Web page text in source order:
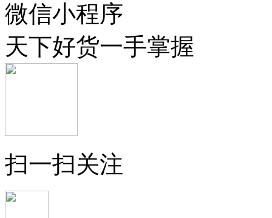
微信小程序
天下好货一手掌握
扫一扫关注